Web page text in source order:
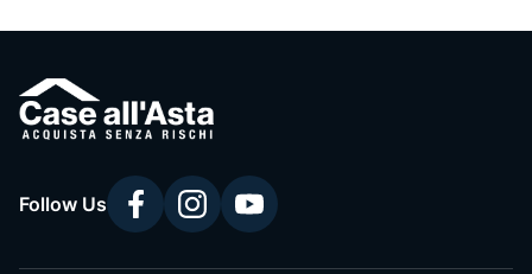
Follow Us